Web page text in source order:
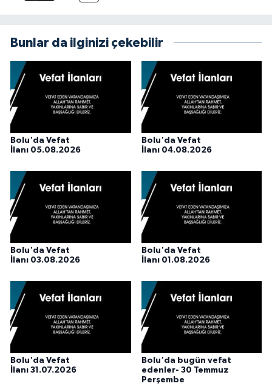
Bunlar da ilginizi çekebilir
Bolu'da Vefat
İlanı 05.08.2026
Bolu'da Vefat
İlanı 04.08.2026
Bolu'da Vefat
İlanı 03.08.2026
Bolu'da Vefat
İlanı 01.08.2026
Bolu'da Vefat
İlanı 31.07.2026
Bolu'da bugün vefat
edenler- 30 Temmuz
Perşembe